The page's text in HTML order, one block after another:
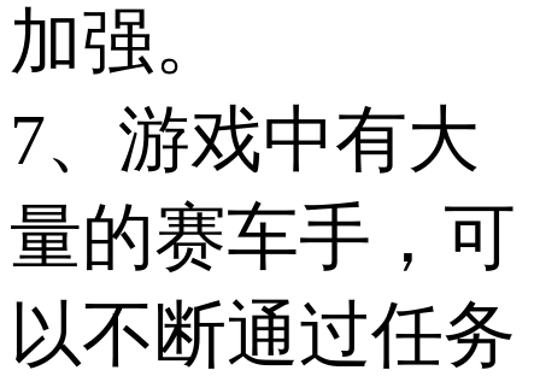
加强。
7、游戏中有大
量的赛车手，可
以不断通过任务